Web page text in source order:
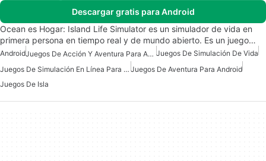
Descargar gratis para Android
Ocean es Hogar: Island Life Simulator es un simulador de vida en
primera persona en tiempo real y de mundo abierto. Es un juego…
Android Juegos De Acción Y Aventura Para Android Juegos De Simulación De Vida
Juegos De Simulación En Línea Para Android Juegos De Aventura Para Android
Juegos De Isla